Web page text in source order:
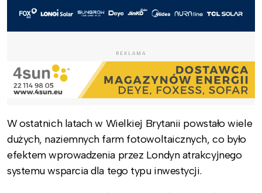
REKLAMA
W ostatnich latach w Wielkiej Brytanii powstało wiele
dużych, naziemnych farm fotowoltaicznych, co było
efektem wprowadzenia przez Londyn atrakcyjnego
systemu wsparcia dla tego typu inwestycji.